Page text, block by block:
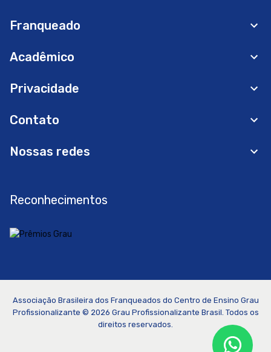
Franqueado
Acadêmico
Privacidade
Contato
Nossas redes
Reconhecimentos
Associação Brasileira dos Franqueados do Centro de Ensino Grau
Profissionalizante © 2026 Grau Profissionalizante Brasil. Todos os
direitos reservados.